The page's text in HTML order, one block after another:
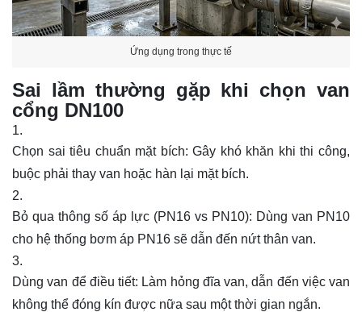
Ứng dụng trong thực tế
Sai lầm thường gặp khi chọn van
cổng DN100
Chọn sai tiêu chuẩn mặt bích: Gây khó khăn khi thi công,
buộc phải thay van hoặc hàn lại mặt bích.
Bỏ qua thông số áp lực (PN16 vs PN10): Dùng van PN10
cho hệ thống bơm áp PN16 sẽ dẫn đến nứt thân van.
Dùng van để điều tiết: Làm hỏng đĩa van, dẫn đến việc van
không thể đóng kín được nữa sau một thời gian ngắn.